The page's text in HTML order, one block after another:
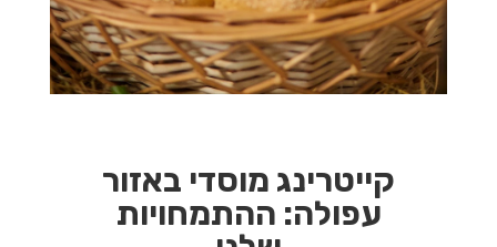
קייטרינג מוסדי באזור
עפולה: ההתמחויות